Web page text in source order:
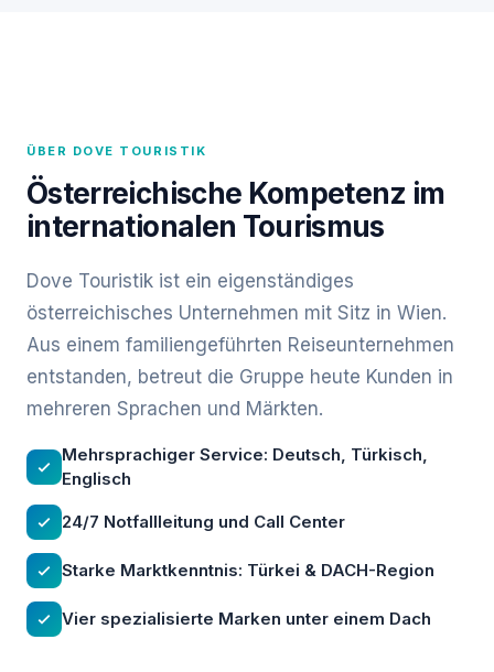
ÜBER DOVE TOURISTIK
Österreichische Kompetenz im
internationalen Tourismus
Dove Touristik ist ein eigenständiges
österreichisches Unternehmen mit Sitz in Wien.
Aus einem familiengeführten Reiseunternehmen
entstanden, betreut die Gruppe heute Kunden in
mehreren Sprachen und Märkten.
Mehrsprachiger Service: Deutsch, Türkisch,
Englisch
24/7 Notfallleitung und Call Center
Starke Marktkenntnis: Türkei & DACH-Region
Vier spezialisierte Marken unter einem Dach